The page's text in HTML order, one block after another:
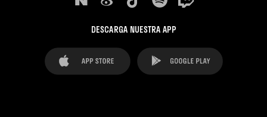
DESCARGA NUESTRA APP